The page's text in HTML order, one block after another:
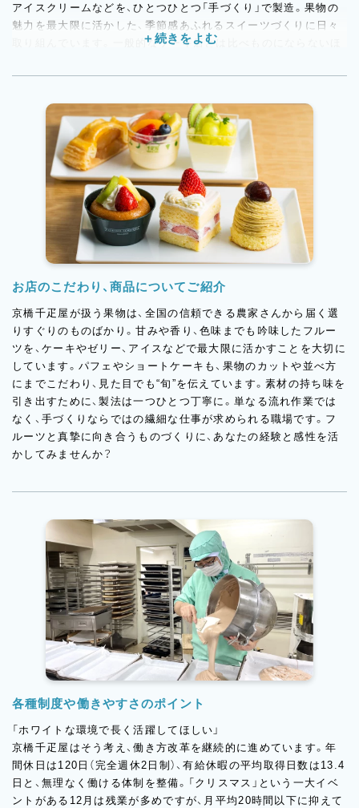
アイスクリームなどを、ひとつひとつ「手づくり」で製造。果物の
魅力を最大限に活かした、季節感あふれるスイーツづくりに日々
取り組んでいます。一般的なケーキ店とは比べものにならないほ
自然と技術がどんどん磨かれていく環境です。
お店のこだわり、商品についてご紹介
京橋千疋屋が扱う果物は、全国の信頼できる農家さんから届く選
りすぐりのものばかり。甘みや香り、色味までも吟味したフルー
ツを、ケーキやゼリー、アイスなどで最大限に活かすことを大切に
しています。パフェやショートケーキも、果物のカットや並べ方
にまでこだわり、見た目でも“旬”を伝えています。素材の持ち味を
引き出すために、製法は一つひとつ丁寧に。単なる流れ作業では
なく、手づくりならではの繊細な仕事が求められる職場です。フ
ルーツと真摯に向き合うものづくりに、あなたの経験と感性を活
かしてみませんか？
各種制度や働きやすさのポイント
「ホワイトな環境で長く活躍してほしい」
京橋千疋屋はそう考え、働き方改革を継続的に進めています。年
間休日は120日（完全週休2日制）、有給休暇の平均取得日数は13.4
日と、無理なく働ける体制を整備。「クリスマス」という一大イベ
ントがある12月は残業が多めですが、月平均20時間以下に抑えて